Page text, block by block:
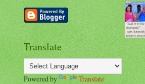
Translate
Powered by Translate